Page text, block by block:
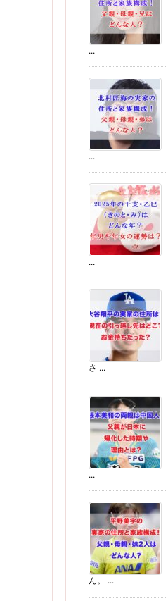
...
...
...
さ ...
...
ん。 ...